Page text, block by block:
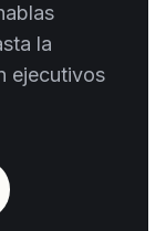
la
ejecutivos